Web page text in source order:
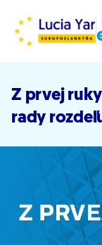
Z prvej
rady